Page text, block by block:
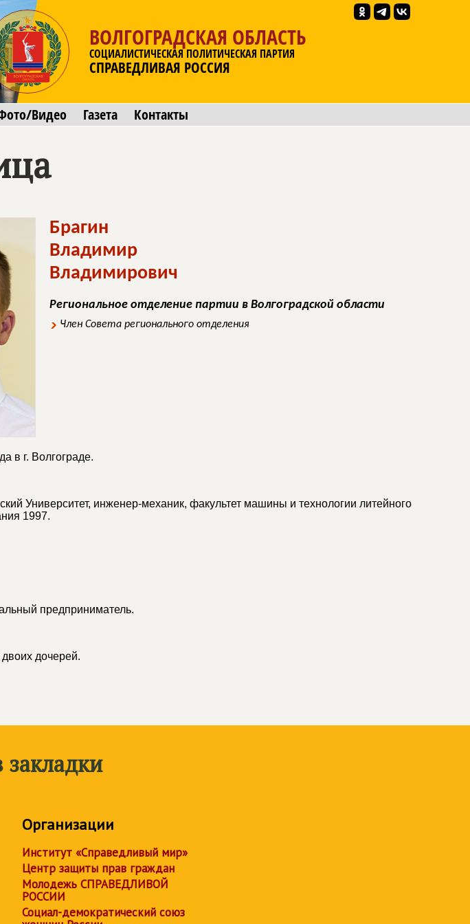
ВОЛГОГРАДСКАЯ ОБЛАСТЬ
СОЦИАЛИСТИЧЕСКАЯ ПОЛИТИЧЕСКАЯ ПАРТИЯ
СПРАВЕДЛИВАЯ РОССИЯ
Видео Газета Контакты
Брагин
Владимир
Владимирович
Региональное отделение партии в Волгоградской области
Член Совета регионального отделения
в г. Волгограде.
Университет, инженер-механик, факультет машины и технологии литейного
1997.
предприниматель.
дочерей.
закладки
Организации
Институт «Справедливый мир»
Центр защиты прав граждан
Молодежь СПРАВЕДЛИВОЙ
РОССИИ
Социал-демократический союз